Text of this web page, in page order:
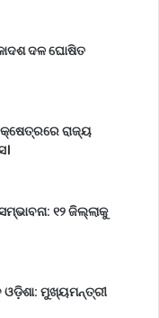
ଦଳ ଘୋଷିତ
ରାଜ୍ୟ
୧୨ ଜିଲ୍ଲାକୁ
ଓଡ଼ିଶା: ମୁଖ୍ୟମନ୍ତ୍ରୀ